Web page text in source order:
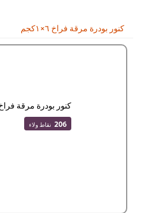
كنور بودرة مرقة فراخ ٦×١كجم
كنور بودرة مرقة فراخ ٦×١كجم
206 نقاط ولاء